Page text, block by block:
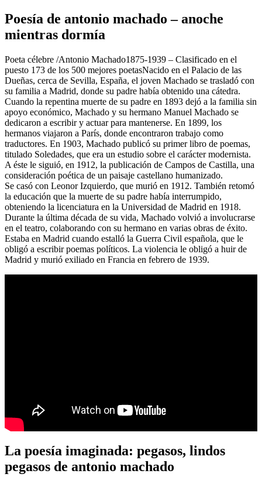
Poesía de antonio machado – anoche
mientras dormía
Poeta célebre /Antonio Machado1875-1939 – Clasificado en el
puesto 173 de los 500 mejores poetasNacido en el Palacio de las
Dueñas, cerca de Sevilla, España, el joven Machado se trasladó con
su familia a Madrid, donde su padre había obtenido una cátedra.
Cuando la repentina muerte de su padre en 1893 dejó a la familia sin
apoyo económico, Machado y su hermano Manuel Machado se
dedicaron a escribir y actuar para mantenerse. En 1899, los
hermanos viajaron a París, donde encontraron trabajo como
traductores. En 1903, Machado publicó su primer libro de poemas,
titulado Soledades, que era un estudio sobre el carácter modernista.
A éste le siguió, en 1912, la publicación de Campos de Castilla, una
consideración poética de un paisaje castellano humanizado.
Se casó con Leonor Izquierdo, que murió en 1912. También retomó
la educación que la muerte de su padre había interrumpido,
obteniendo la licenciatura en la Universidad de Madrid en 1918.
Durante la última década de su vida, Machado volvió a involucrarse
en el teatro, colaborando con su hermano en varias obras de éxito.
Estaba en Madrid cuando estalló la Guerra Civil española, que le
obligó a escribir poemas políticos. La violencia le obligó a huir de
Madrid y murió exiliado en Francia en febrero de 1939.
La poesía imaginada: pegasos, lindos
pegasos de antonio machado